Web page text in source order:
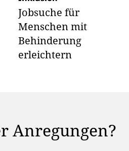
Jobsuche für
Menschen mit
Behinderung
erleichtern
Anregungen?